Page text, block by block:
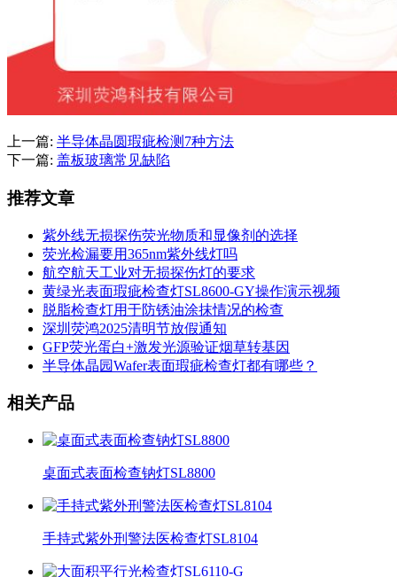
上一篇: 半导体晶圆瑕疵检测7种方法
下一篇: 盖板玻璃常见缺陷
推荐文章
紫外线无损探伤荧光物质和显像剂的选择
荧光检漏要用365nm紫外线灯吗
航空航天工业对无损探伤灯的要求
黄绿光表面瑕疵检查灯SL8600-GY操作演示视频
脱脂检查灯用于防锈油涂抹情况的检查
深圳荧鸿2025清明节放假通知
GFP荧光蛋白+激发光源验证烟草转基因
半导体晶园Wafer表面瑕疵检查灯都有哪些？
相关产品
桌面式表面检查钠灯SL8800
手持式紫外刑警法医检查灯SL8104